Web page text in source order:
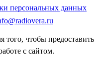
персональных данных
чтобы предоставить
с сайтом.